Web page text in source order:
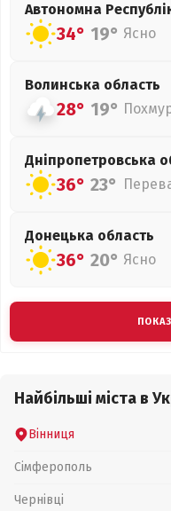
Автономна
34° 19° Ясно
Волинська область
28° 19°
Дніпропетровська
36° 23°
Донецька область
36° 20° Ясно
Найбільші міста в
Вінниця
Сімферополь
Чернівці